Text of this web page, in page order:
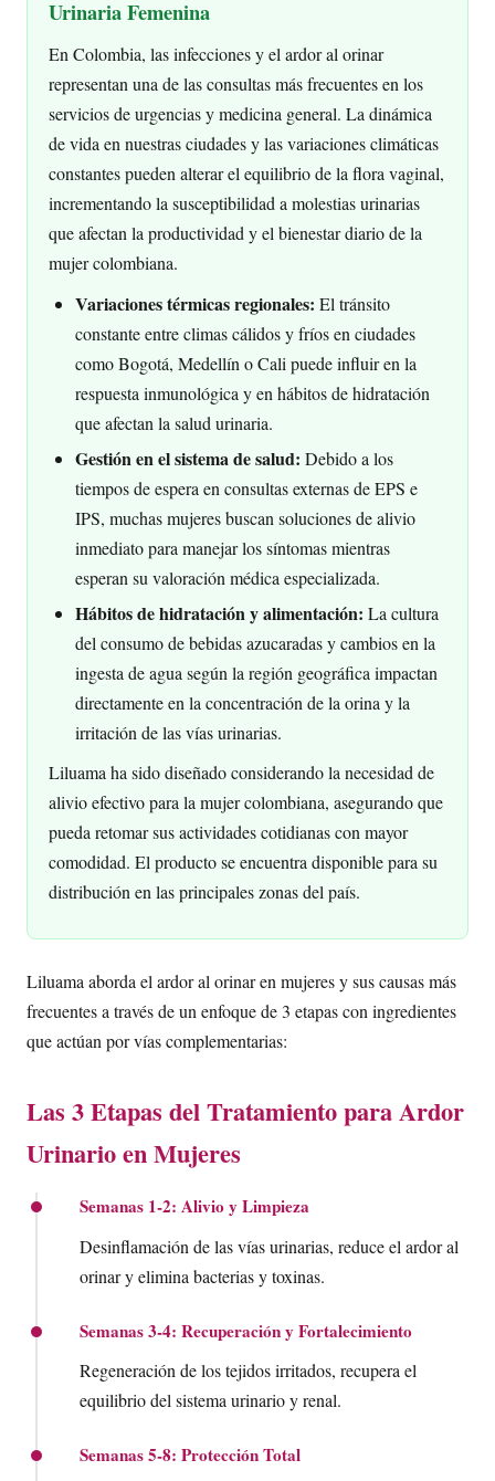
Urinaria Femenina
En Colombia, las infecciones y el ardor al orinar
representan una de las consultas más frecuentes en los
servicios de urgencias y medicina general. La dinámica
de vida en nuestras ciudades y las variaciones climáticas
constantes pueden alterar el equilibrio de la flora vaginal,
incrementando la susceptibilidad a molestias urinarias
que afectan la productividad y el bienestar diario de la
mujer colombiana.
Variaciones térmicas regionales: El tránsito
constante entre climas cálidos y fríos en ciudades
como Bogotá, Medellín o Cali puede influir en la
respuesta inmunológica y en hábitos de hidratación
que afectan la salud urinaria.
Gestión en el sistema de salud: Debido a los
tiempos de espera en consultas externas de EPS e
IPS, muchas mujeres buscan soluciones de alivio
inmediato para manejar los síntomas mientras
esperan su valoración médica especializada.
Hábitos de hidratación y alimentación: La cultura
del consumo de bebidas azucaradas y cambios en la
ingesta de agua según la región geográfica impactan
directamente en la concentración de la orina y la
irritación de las vías urinarias.
Liluama ha sido diseñado considerando la necesidad de
alivio efectivo para la mujer colombiana, asegurando que
pueda retomar sus actividades cotidianas con mayor
comodidad. El producto se encuentra disponible para su
distribución en las principales zonas del país.
Liluama aborda el ardor al orinar en mujeres y sus causas más
frecuentes a través de un enfoque de 3 etapas con ingredientes
que actúan por vías complementarias:
Las 3 Etapas del Tratamiento para Ardor
Urinario en Mujeres
Semanas 1-2: Alivio y Limpieza
Desinflamación de las vías urinarias, reduce el ardor al
orinar y elimina bacterias y toxinas.
Semanas 3-4: Recuperación y Fortalecimiento
Regeneración de los tejidos irritados, recupera el
equilibrio del sistema urinario y renal.
Semanas 5-8: Protección Total